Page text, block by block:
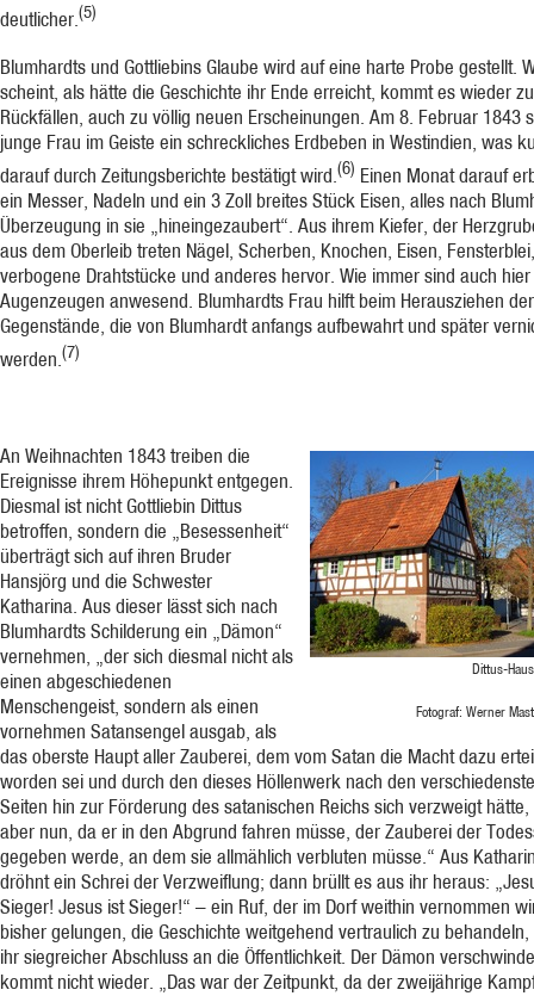
deutlicher. (5)
Blumhardts und Gottliebins Glaube wird auf eine harte Probe gestellt.
scheint, als hätte die Geschichte ihr Ende erreicht, kommt es wieder zu
Rückfällen, auch zu völlig neuen Erscheinungen. Am 8. Februar 1843
junge Frau im Geiste ein schreckliches Erdbeben in Westindien, was
darauf durch Zeitungsberichte bestätigt wird.(6) Einen Monat darauf
ein Messer, Nadeln und ein 3 Zoll breites Stück Eisen, alles nach
Überzeugung in sie „hineingezaubert“. Aus ihrem Kiefer, der
aus dem Oberleib treten Nägel, Scherben, Knochen, Eisen, Fensterblei,
verbogene Drahtstücke und anderes hervor. Wie immer sind auch hier
Augenzeugen anwesend. Blumhardts Frau hilft beim Herausziehen der
Gegenstände, die von Blumhardt anfangs aufbewahrt und später
werden.(7)
Dittus-
Fotograf: Werner
An Weihnachten 1843 treiben die
Ereignisse ihrem Höhepunkt entgegen.
Diesmal ist nicht Gottliebin Dittus
betroffen, sondern die „Besessenheit“
überträgt sich auf ihren Bruder
Hansjörg und die Schwester
Katharina. Aus dieser lässt sich nach
Blumhardts Schilderung ein „Dämon“
vernehmen, „der sich diesmal nicht als
einen abgeschiedenen
Menschengeist, sondern als einen
vornehmen Satansengel ausgab, als
das oberste Haupt aller Zauberei, dem vom Satan die Macht dazu
worden sei und durch den dieses Höllenwerk nach den
Seiten hin zur Förderung des satanischen Reichs sich verzweigt
aber nun, da er in den Abgrund fahren müsse, der Zauberei der
gegeben werde, an dem sie allmählich verbluten müsse.“ Aus
dröhnt ein Schrei der Verzweiflung; dann brüllt es aus ihr heraus:
Sieger! Jesus ist Sieger!“ – ein Ruf, der im Dorf weithin vernommen
bisher gelungen, die Geschichte weitgehend vertraulich zu
ihr siegreicher Abschluss an die Öffentlichkeit. Der Dämon
kommt nicht wieder. „Das war der Zeitpunkt, da der zweijährige